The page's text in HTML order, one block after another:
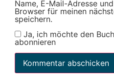
Name, E-Mail-Adresse
Browser für meinen
speichern.
Ja, ich möchte den
abonnieren